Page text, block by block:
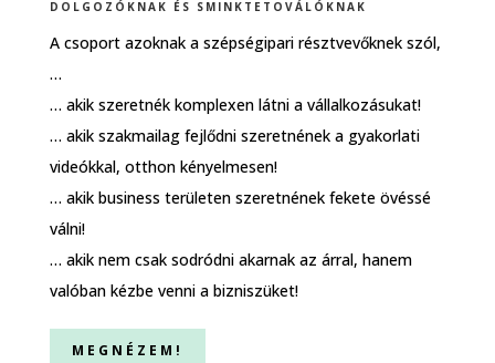
DOLGOZÓKNAK ÉS SMINKTETOVÁLÓKNAK
A csoport azoknak a szépségipari résztvevőknek szól,
…
… akik szeretnék komplexen látni a vállalkozásukat!
… akik szakmailag fejlődni szeretnének a gyakorlati
videókkal, otthon kényelmesen!
… akik business területen szeretnének fekete övéssé
válni!
… akik nem csak sodródni akarnak az árral, hanem
valóban kézbe venni a bizniszüket!
MEGNÉZEM!